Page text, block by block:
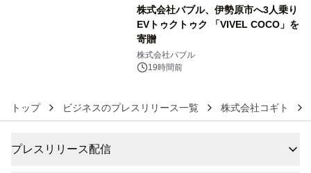
株式会社バブル、伊勢原市へ3人乗り
EVトゥクトゥク 「VIVEL COCO」を
寄贈
株式会社バブル
19時間前
トップ ビジネスのプレスリリース一覧 株式会社コギト
プレスリリース配信